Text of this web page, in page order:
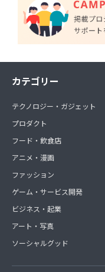
カテゴリー
テクノロジー・ガジェット
プロダクト
フード・飲食店
アニメ・漫画
ファッション
ゲーム・サービス開発
ビジネス・起業
アート・写真
ソーシャルグッド